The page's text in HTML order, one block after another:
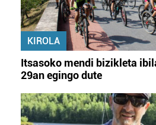
KIROLA
Itsasoko mendi bizikleta
29an egingo dute